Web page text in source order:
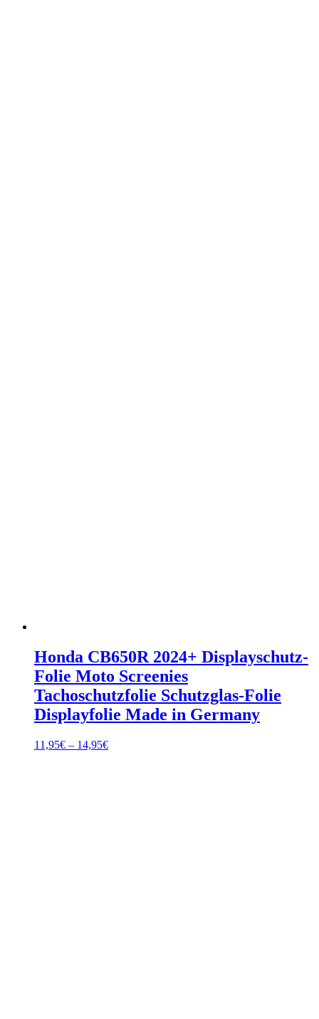
Honda CB650R 2024+ Displayschutz-
Folie Moto Screenies
Tachoschutzfolie Schutzglas-Folie
Displayfolie Made in Germany
11,95€ – 14,95€Preisspanne: